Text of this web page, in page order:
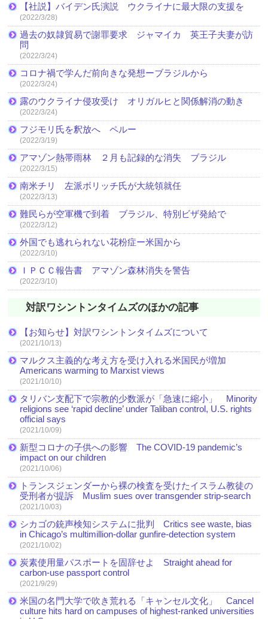
【社説】バイデン氏演説 ウクライナに最大限の支援を
(2022/3/28)
過去の奴隷貿易で謝罪要求 ジャマイカ 英王子夫妻が訪
問
(2022/3/24)
コロナ禍で学んだ前向きな発想ーブラジルから
(2022/3/24)
露のウクライナ侵攻受け オリガルヒと関係解消の動き
(2022/3/24)
フジモリ氏を釈放へ ペルー
(2022/3/19)
アマゾン熱帯雨林 ２月も記録的な消失 ブラジル
(2022/3/15)
南米チリ 左派ボリッチ氏が大統領就任
(2022/3/13)
難民らが空軍機で到着 ブラジル、特別ビザ発給で
(2022/3/12)
外国でも逃れられない花粉症ー米国から
(2022/3/10)
ＩＰＣＣ報告書 アマゾン森林消失を警告
(2022/3/10)
対訳ワシントンタイムズのほかの記事
【お知らせ】対訳ワシントンタイムズについて
(2021/10/13)
マルクス主義的な考え方を受け入れる米国民が増加
Americans warming to Marxist views
(2021/10/10)
タリバン支配下で宗教的少数派が「急速に縮小」 Minority
religions see ‘rapid decline’ under Taliban control, U.S. rights
official says
(2021/10/09)
新型コロナの子供への影響 The COVID-19 pandemic’s
impact on our children
(2021/10/06)
トランスジェンダーから裸の検査を受けたイスラム教徒の
受刑者が提訴 Muslim sues over transgender strip-search
(2021/10/03)
シカゴの銃声検知システムに批判 Critics see waste, bias
in Chicago’s multimillion-dollar gunfire-detection system
(2021/10/02)
炭素使用量パスポートを固辞せよ Straight ahead for
carbon-use passport control
(2021/9/29)
米国の名門大学で吹き荒れる「キャンセル文化」 Cancel
culture hits hard on campuses of highest-ranked universities